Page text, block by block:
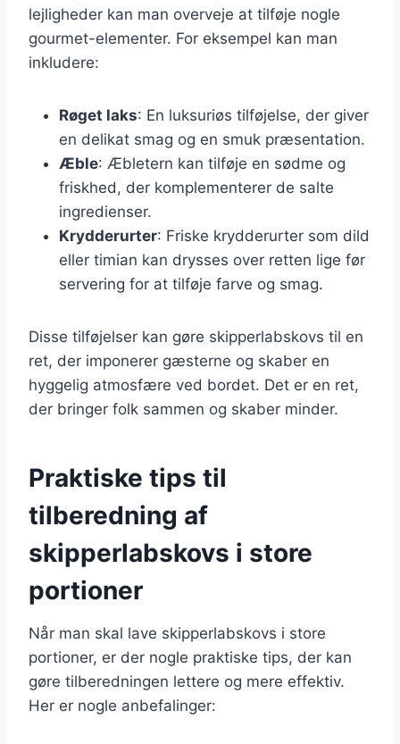
lejligheder kan man overveje at tilføje nogle
gourmet-elementer. For eksempel kan man
inkludere:
Røget laks: En luksuriøs tilføjelse, der giver
en delikat smag og en smuk præsentation.
Æble: Æbletern kan tilføje en sødme og
friskhed, der komplementerer de salte
ingredienser.
Krydderurter: Friske krydderurter som dild
eller timian kan drysses over retten lige før
servering for at tilføje farve og smag.
Disse tilføjelser kan gøre skipperlabskovs til en
ret, der imponerer gæsterne og skaber en
hyggelig atmosfære ved bordet. Det er en ret,
der bringer folk sammen og skaber minder.
Praktiske tips til
tilberedning af
skipperlabskovs i store
portioner
Når man skal lave skipperlabskovs i store
portioner, er der nogle praktiske tips, der kan
gøre tilberedningen lettere og mere effektiv.
Her er nogle anbefalinger: